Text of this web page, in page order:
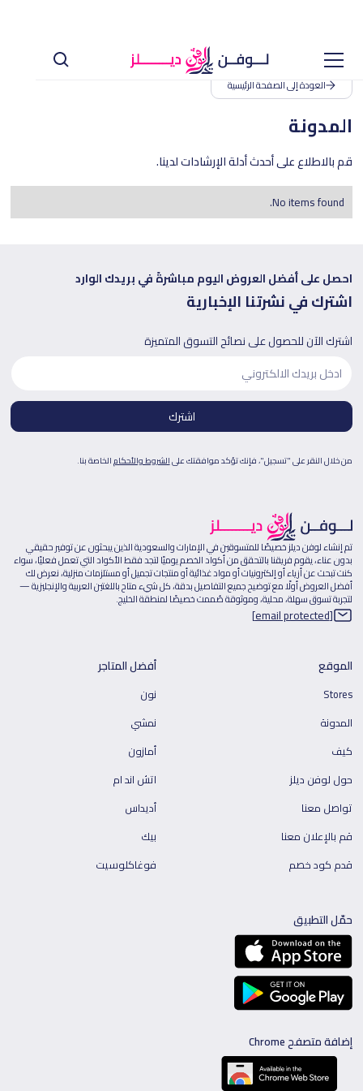
العودة إلى الصفحة الرئيسية
المدونة
قم بالاطلاع على أحدث أدلة الإرشادات لدينا.
No items found.
احصل على أفضل العروض اليوم مباشرةً في بريدك الوارد
اشترك في نشرتنا الإخبارية
اشترك الآن للحصول على نصائح التسوق المتميزة
من خلال النقر على "تسجيل"، فإنك تؤكد موافقتك علىالشروط والأحكامالخاصة بنا.
تم إنشاء لوفن ديلز خصيصًا للمتسوقين في الإمارات والسعودية الذين يبحثون عن توفير حقيقي
بدون عناء، يقوم فريقنا بالتحقق من أكواد الخصم يوميًا لتجد فقط الأكواد التي تعمل فعليًا، سواء
كنت تبحث عن أزياء أو إلكترونيات أو مواد غذائية أو منتجات تجميل أو مستلزمات منزلية، نعرض لك
أفضل العروض أولًا مع توضيح جميع التفاصيل بدقة، كل شيء متاح باللغتين العربية والإنجليزية —
لتجربة تسوق سهلة، محلية، وموثوقة صُممت خصيصًا لمنطقة الخليج.
[email protected]
الموقع
Stores
المدونة
كيف
حول لوفن ديلز
تواصل معنا
قم بالإعلان معنا
قدم كود خصم
أفضل المتاجر
نون
نمشي
أمازون
اتش اند ام
أديداس
بيك
فوغاكلوسيت
حمّل التطبيق
إضافة متصفح Chrome